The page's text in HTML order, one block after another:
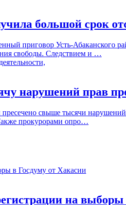
большой срок
приговор Усть-Абаканского
свободы. Следствием и …
нарушений прав
свыше тысячи
прокурорами опро…
на